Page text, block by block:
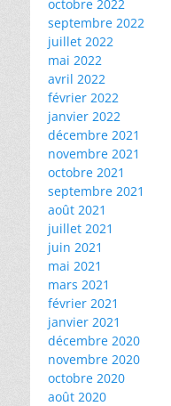
octobre 2022
septembre 2022
juillet 2022
mai 2022
avril 2022
février 2022
janvier 2022
décembre 2021
novembre 2021
octobre 2021
septembre 2021
août 2021
juillet 2021
juin 2021
mai 2021
mars 2021
février 2021
janvier 2021
décembre 2020
novembre 2020
octobre 2020
août 2020